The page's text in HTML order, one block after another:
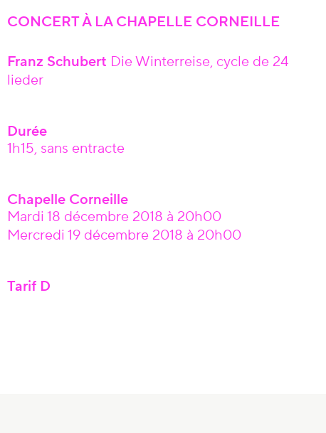
CONCERT À LA CHAPELLE CORNEILLE
Franz Schubert Die Winterreise, cycle de 24
lieder
Durée
1h15, sans entracte
Chapelle Corneille
Mardi 18 décembre 2018 à 20h00
Mercredi 19 décembre 2018 à 20h00
Tarif D